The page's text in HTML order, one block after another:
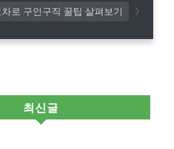
로 구인구직 꿀팁 살펴보기
최신글